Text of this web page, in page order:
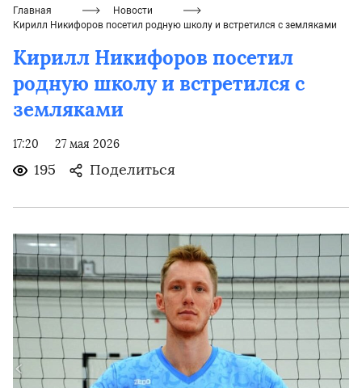
Главная
Новости
Кирилл Никифоров посетил родную школу и встретился с земляками
Кирилл Никифоров посетил
родную школу и встретился с
земляками
17:20 27 мая 2026
195 Поделиться